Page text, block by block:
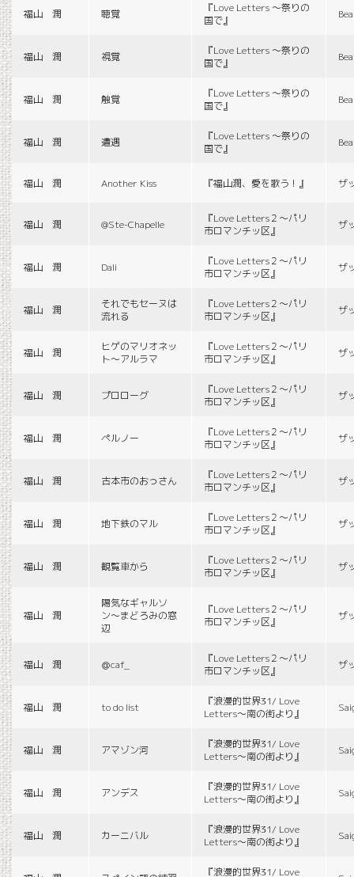
福山 潤 聴覚
『Love Letters 〜祭りの
国で』
福山 潤 視覚
『Love Letters 〜祭りの
国で』
福山 潤 触覚
『Love Letters 〜祭りの
国で』
福山 潤 遭遇
『Love Letters 〜祭りの
国で』
福山 潤 Another Kiss 『福山潤、愛を歌う！』 ザ
福山 潤 @Ste-Chapelle
『Love Letters２〜パリ
市ロマンチッ区』
ザ
福山 潤 Dali
『Love Letters２〜パリ
市ロマンチッ区』
ザ
福山 潤
それでもセーヌは
流れる
『Love Letters２〜パリ
市ロマンチッ区』
ザ
福山 潤
ヒゲのマリオネッ
ト〜アルラマ
『Love Letters２〜パリ
市ロマンチッ区』
ザ
福山 潤 プロローグ
『Love Letters２〜パリ
市ロマンチッ区』
ザ
福山 潤 ペルノー
『Love Letters２〜パリ
市ロマンチッ区』
ザ
福山 潤 古本市のおっさん
『Love Letters２〜パリ
市ロマンチッ区』
ザ
福山 潤 地下鉄のマル
『Love Letters２〜パリ
市ロマンチッ区』
ザ
福山 潤 観覧車から
『Love Letters２〜パリ
市ロマンチッ区』
ザ
福山 潤
陽気なギャルソ
ン〜まどろみの窓
辺
『Love Letters２〜パリ
市ロマンチッ区』
ザ
福山 潤 ＠caf_
『Love Letters２〜パリ
市ロマンチッ区』
ザ
福山 潤 to do list
『浪漫的世界31/ Love
Letters〜南の街より』
福山 潤 アマゾン河
『浪漫的世界31/ Love
Letters〜南の街より』
福山 潤 アンデス
『浪漫的世界31/ Love
Letters〜南の街より』
福山 潤 カーニバル
『浪漫的世界31/ Love
Letters〜南の街より』
『浪漫的世界31/ Love